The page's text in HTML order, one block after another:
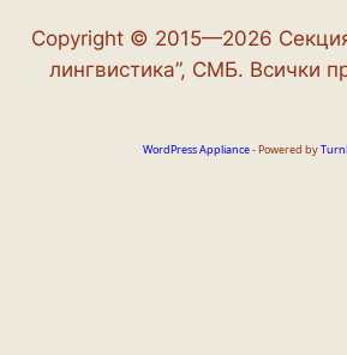
Copyright © 2015—2026
лингвистика”, СМБ. Всички
WordPress Appliance- Powered by